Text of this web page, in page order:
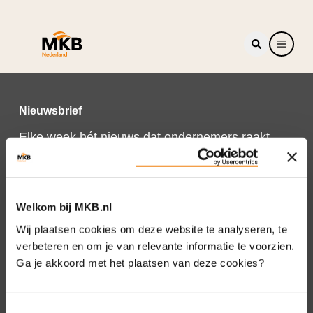
Welkom bij MKB.nl
Wij plaatsen cookies om deze website te analyseren, te
verbeteren en om je van relevante informatie te voorzien.
Ga je akkoord met het plaatsen van deze cookies?
Nieuwsbrief
Elke week hét nieuws dat ondernemers raakt.
Schrijf je nu in voor de MKB-Nederland
nieuwsbrief.
Schrijf je in
Direct naar
Over ons